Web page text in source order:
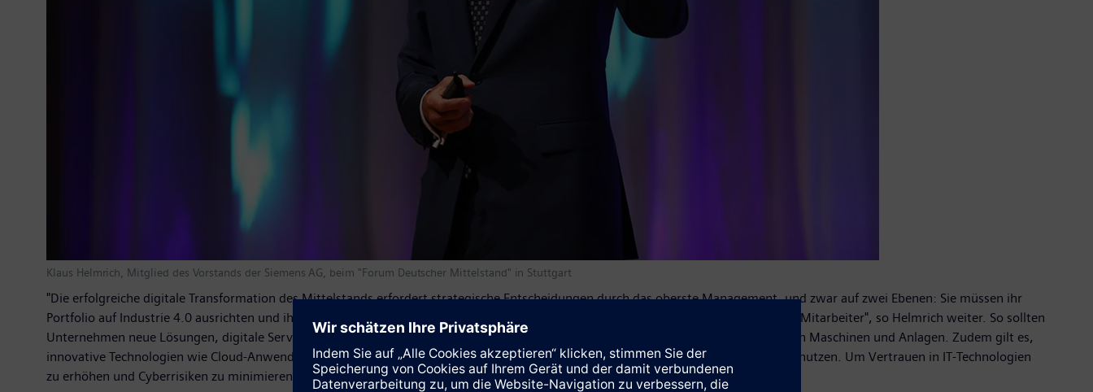
Klaus Helmrich, Mitglied des Vorstands der Siemens AG, beim "Forum Deutscher Mittelstand" in Stuttgart
"Die erfolgreiche digitale Transformation des Mittelstands erfordert strategische Entscheidungen durch das oberste Management, und zwar auf zwei Ebenen: Sie müssen ihr
Portfolio auf Industrie 4.0 ausrichten und ihre internen Prozesse weiterentwickeln. Dazu gehört auch die Aus- und Weiterbildung der Mitarbeiter", so Helmrich weiter. So sollten
Unternehmen neue Lösungen, digitale Services und Geschäftsmodelle anbieten, zum Beispiel "pay per use"-Modelle beim Vertrieb von Maschinen und Anlagen. Zudem gilt es,
innovative Technologien wie Cloud-Anwendungen, Additive Manufacturing, flexible Handling-Systeme oder Künstliche Intelligenz zu nutzen. Um Vertrauen in IT-Technologien
zu erhöhen und Cyberrisiken zu minimieren, sind dabei stets integrierte Industrial-Security-Maßnahmen unabdingbar.